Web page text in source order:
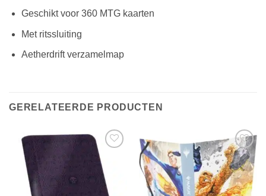
Geschikt voor 360 MTG kaarten
Met ritssluiting
Aetherdrift verzamelmap
GERELATEERDE PRODUCTEN